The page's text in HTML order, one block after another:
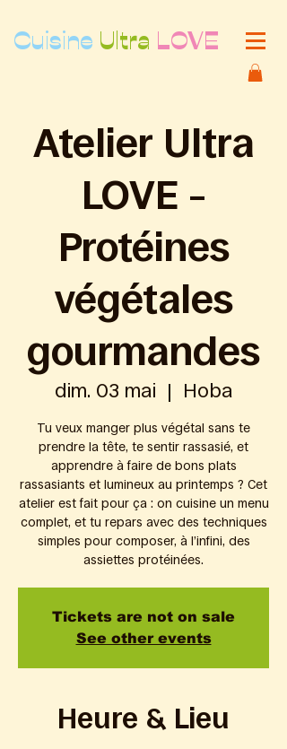
Cuisine Ultra LOVE
Atelier Ultra
LOVE –
Protéines
végétales
gourmandes
dim. 03 mai
  |
Hoba
Tu veux manger plus végétal sans te
prendre la tête, te sentir rassasié, et
apprendre à faire de bons plats
rassasiants et lumineux au printemps ? Cet
atelier est fait pour ça : on cuisine un menu
complet, et tu repars avec des techniques
simples pour composer, à l’infini, des
assiettes protéinées.
Tickets are not on sale
See other events
Heure & Lieu